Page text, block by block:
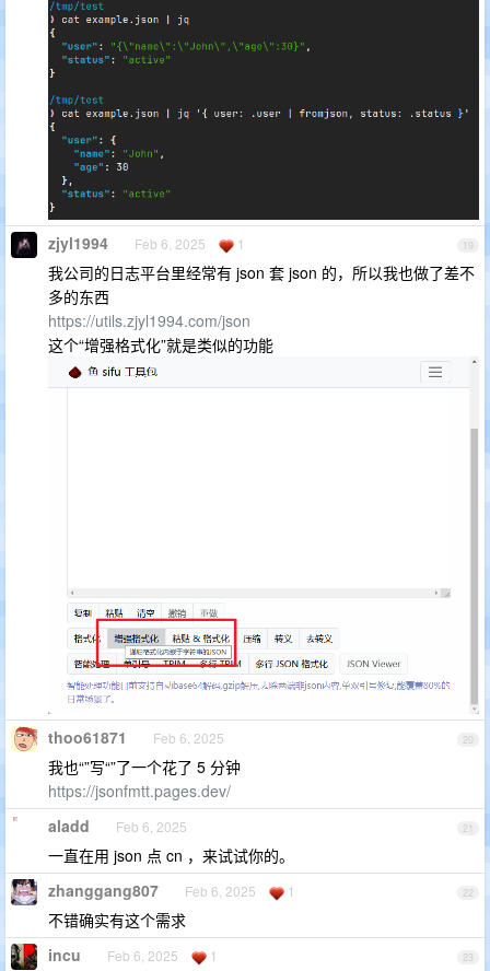
19
zjyl1994 Feb 6, 2025 1
我公司的日志平台里经常有 json 套 json 的，所以我也做了差不
多的东西
https://utils.zjyl1994.com/json
这个“增强格式化”就是类似的功能
20
thoo61871 Feb 6, 2025
我也“”写“”了一个花了 5 分钟
https://jsonfmtt.pages.dev/
21
aladd Feb 6, 2025
一直在用 json 点 cn ，来试试你的。
22
zhanggang807 Feb 6, 2025 1
不错确实有这个需求
23
incu Feb 6, 2025 1